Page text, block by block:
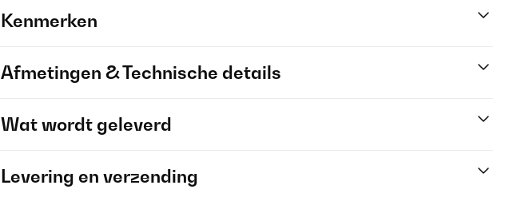
Kenmerken
Afmetingen & Technische details
Wat wordt geleverd
Levering en verzending